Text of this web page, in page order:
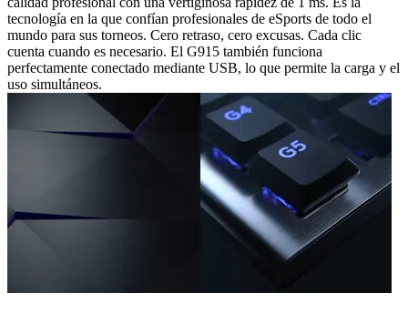
tecnología en la que confían profesionales de eSports de todo el
mundo para sus torneos. Cero retraso, cero excusas. Cada clic
cuenta cuando es necesario. El G915 también funciona
perfectamente conectado mediante USB, lo que permite la carga y el
uso simultáneos.